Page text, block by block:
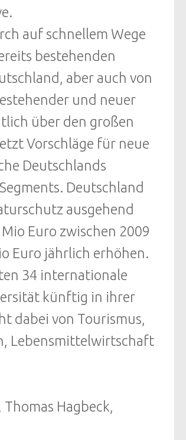
auf schnellem Wege
bestehenden
aber auch von
und neuer
über den großen
Vorschläge für neue
Deutschlands
Deutschland
ausgehend
Euro zwischen 2009
Euro jährlich erhöhen.
34 internationale
künftig in ihrer
dabei von Tourismus,
Lebensmittelwirtschaft
Hagbeck,